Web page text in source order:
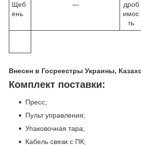
Щеб
ень
—
дроб
имос
ть
Внесен в Госреестры Украины,
Комплект поставки:
Пресс;
Пульт управления;
Упаковочная тара;
Кабель связи с ПК;